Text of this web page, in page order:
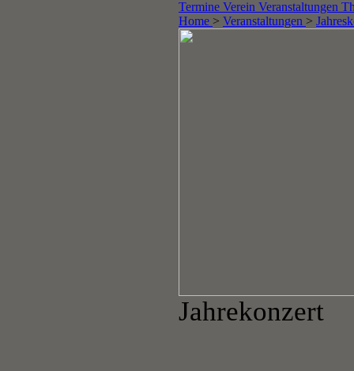
Termine Verein Veranstaltungen
Home > Veranstaltungen >
Jahrekonzert